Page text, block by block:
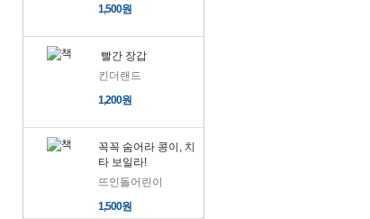
1,500원
빨간 장갑
킨더랜드
1,200원
꼭꼭 숨어라 콩이, 치
타 보일라!
뜨인돌어린이
1,500원